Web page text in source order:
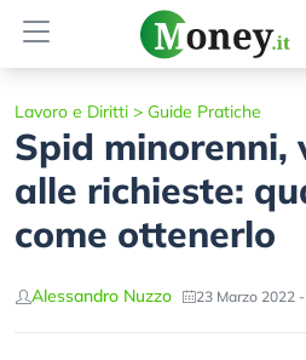
Lavoro e Diritti > Guide Pratiche
Spid minorenni,
alle richieste:
come ottenerlo
Alessandro Nuzzo 23 Marzo 2022